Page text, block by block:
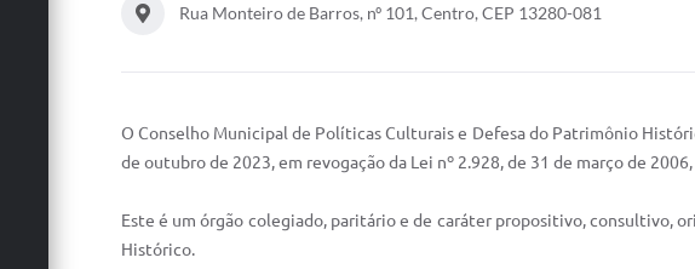
Rua Monteiro de Barros, nº 101, Centro, CEP 13280-081
O Conselho Municipal de Políticas Culturais e Defesa do Patrimônio
de outubro de 2023, em revogação da Lei nº 2.928, de 31 de março de
Este é um órgão colegiado, paritário e de caráter propositivo, consultivo,
Histórico.